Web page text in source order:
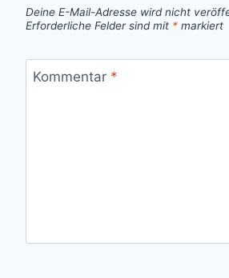
Deine E-Mail-Adresse wird nicht
Erforderliche Felder sind mit * markiert
Kommentar *